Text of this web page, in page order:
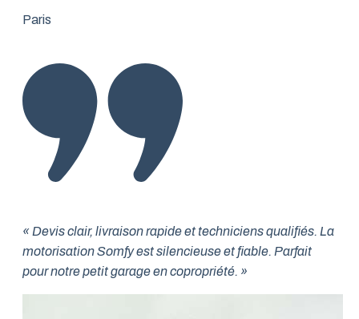
Paris
« Devis clair, livraison rapide et techniciens qualifiés. La
motorisation Somfy est silencieuse et fiable. Parfait
pour notre petit garage en copropriété. »